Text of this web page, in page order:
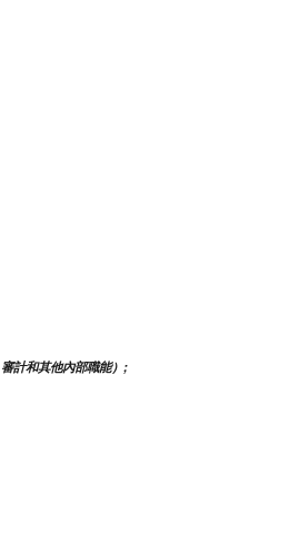
計和其他內部職能）;